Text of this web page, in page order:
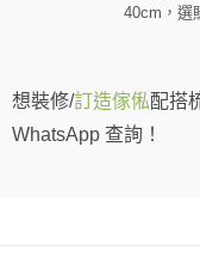
40cm，選
想裝修/訂造傢俬配搭
WhatsApp 查詢！